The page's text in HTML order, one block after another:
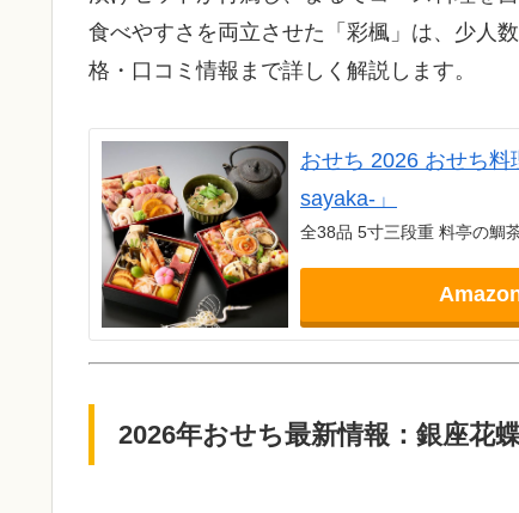
食べやすさを両立させた「彩楓」は、少人
格・口コミ情報まで詳しく解説します。
おせち 2026 おせち
sayaka-」
全38品 5寸三段重 料亭の鯛
2026年おせち最新情報：銀座花